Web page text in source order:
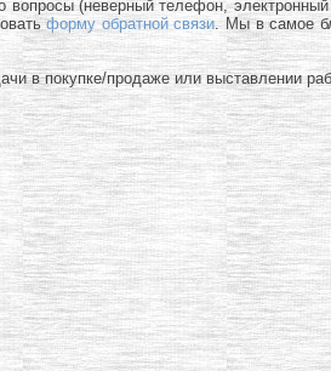
вопросы (неверный телефон,
форму обратной связи. Мы в самое
в покупке/продаже или выставлении